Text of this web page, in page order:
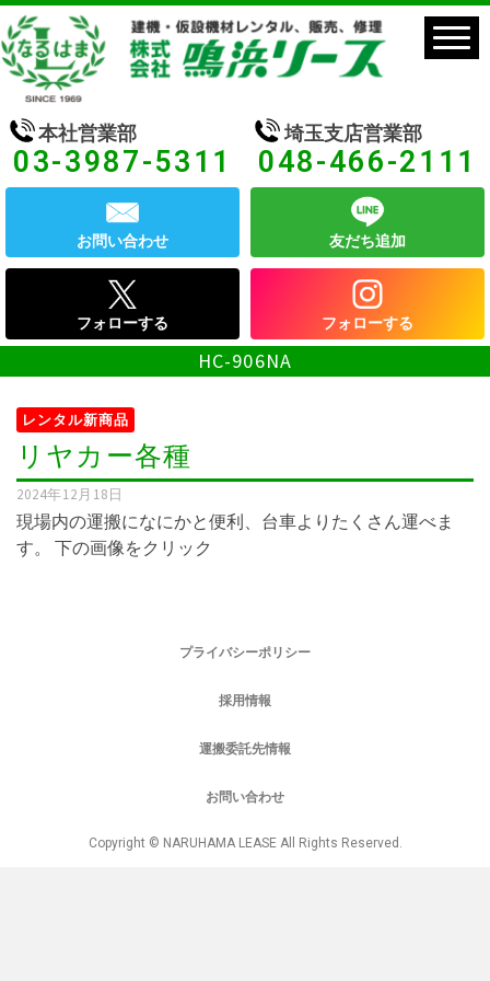
本社営業部
03-3987-5311
埼玉支店営業部
048-466-2111
お問い合わせ 友だち追加
フォローする フォローする
HC-906NA
レンタル新商品
リヤカー各種
2024年12月18日
現場内の運搬になにかと便利、台車よりたくさん運べま
す。 下の画像をクリック
プライバシーポリシー
採用情報
運搬委託先情報
お問い合わせ
Copyright © NARUHAMA LEASE All Rights Reserved.